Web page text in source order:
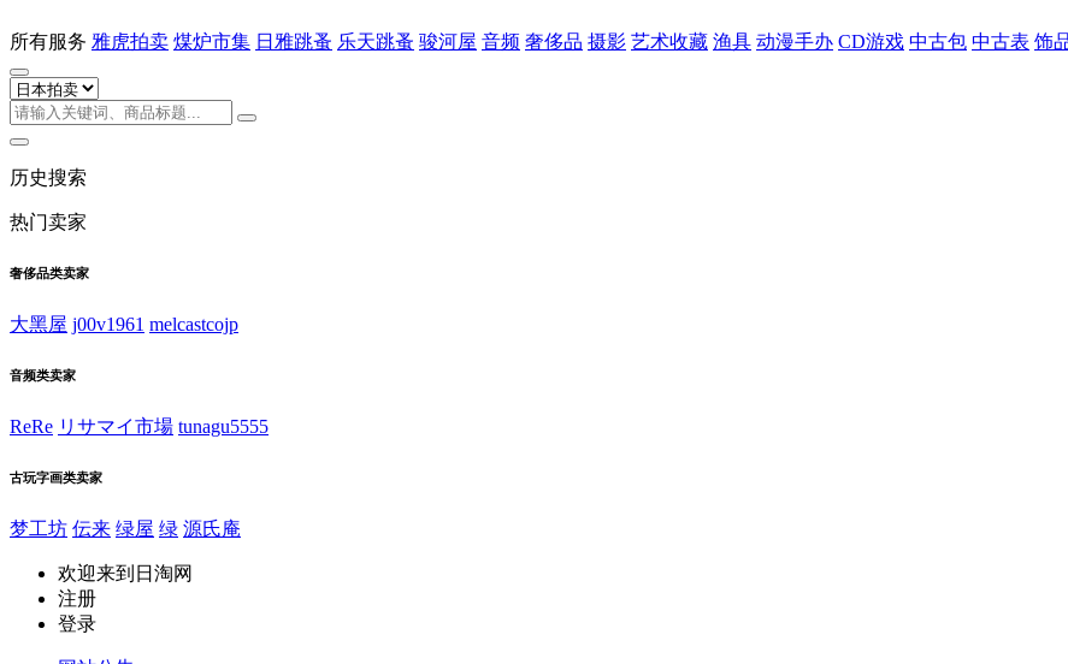
所有服务 雅虎拍卖 煤炉市集 日雅跳蚤 乐天跳蚤 骏河屋 音频 奢侈品 摄影 艺术收藏 渔具 动漫手办 CD游戏 中古包 中古表 饰
历史搜索
热门卖家
奢侈品类卖家
大黑屋 j00v1961 melcastcojp
音频类卖家
ReRe リサマイ市場 tunagu5555
古玩字画类卖家
梦工坊 伝来 绿屋 绿 源氏庵
欢迎来到日淘网
注册
登录